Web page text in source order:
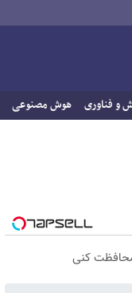
و فناوری هوش مصنوعی
محافظت کنی